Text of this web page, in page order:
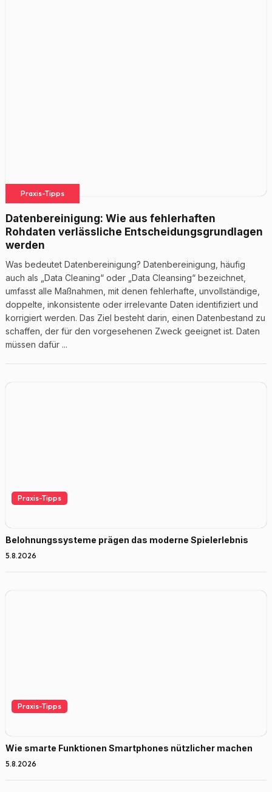
Praxis-Tipps
Datenbereinigung: Wie aus fehlerhaften
Rohdaten verlässliche Entscheidungsgrundlagen
werden
Was bedeutet Datenbereinigung? Datenbereinigung, häufig
auch als „Data Cleaning“ oder „Data Cleansing“ bezeichnet,
umfasst alle Maßnahmen, mit denen fehlerhafte, unvollständige,
doppelte, inkonsistente oder irrelevante Daten identifiziert und
korrigiert werden. Das Ziel besteht darin, einen Datenbestand zu
schaffen, der für den vorgesehenen Zweck geeignet ist. Daten
müssen dafür ...
Praxis-Tipps
Belohnungssysteme prägen das moderne Spielerlebnis
5.8.2026
Praxis-Tipps
Wie smarte Funktionen Smartphones nützlicher machen
5.8.2026